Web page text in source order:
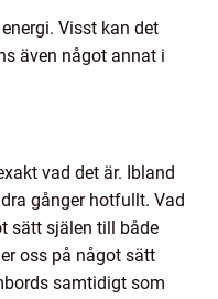
Visst kan det
även något annat i
vad det är. Ibland
gånger hotfullt. Vad
sätt själen till både
oss på något sätt
samtidigt som